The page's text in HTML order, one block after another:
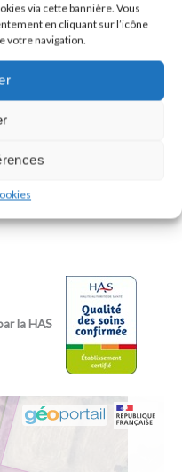
via cette bannière. Vous
en cliquant sur l’icône
votre navigation.
14:00/17:00
14:00/17:00
– 14:00/17:00
14:00/17:00
– 14:00/17:00
la HAS